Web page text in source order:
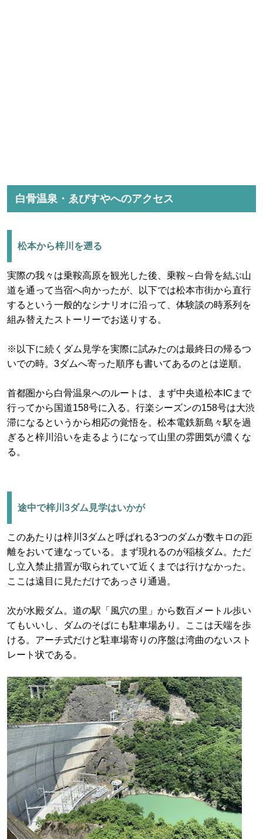
白骨温泉・ゑびすやへのアクセス
松本から梓川を遡る
実際の我々は乗鞍高原を観光した後、乗鞍～白骨を結ぶ山
道を通って当宿へ向かったが、以下では松本市街から直行
するという一般的なシナリオに沿って、体験談の時系列を
組み替えたストーリーでお送りする。
※以下に続くダム見学を実際に試みたのは最終日の帰るつ
いでの時。3ダムへ寄った順序も書いてあるのとは逆順。
首都圏から白骨温泉へのルートは、まず中央道松本ICまで
行ってから国道158号に入る。行楽シーズンの158号は大渋
滞になるというから相応の覚悟を。松本電鉄新島々駅を過
ぎると梓川沿いを走るようになって山里の雰囲気が濃くな
る。
途中で梓川3ダム見学はいかが
このあたりは梓川3ダムと呼ばれる3つのダムが数キロの距
離をおいて連なっている。まず現れるのが稲核ダム。ただ
し立入禁止措置が取られていて近くまでは行けなかった。
ここは遠目に見ただけであっさり通過。
次が水殿ダム。道の駅「風穴の里」から数百メートル歩い
てもいいし、ダムのそばにも駐車場あり。ここは天端を歩
ける。アーチ式だけど駐車場寄りの序盤は湾曲のないスト
レート状である。